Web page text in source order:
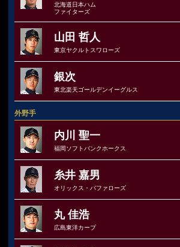
北海道日本ハム
ファイターズ
山田 哲人
東京ヤクルトスワローズ
銀次
東北楽天ゴールデンイーグルス
外野手
内川 聖一
福岡ソフトバンクホークス
糸井 嘉男
オリックス・バファローズ
丸 佳浩
広島東洋カープ